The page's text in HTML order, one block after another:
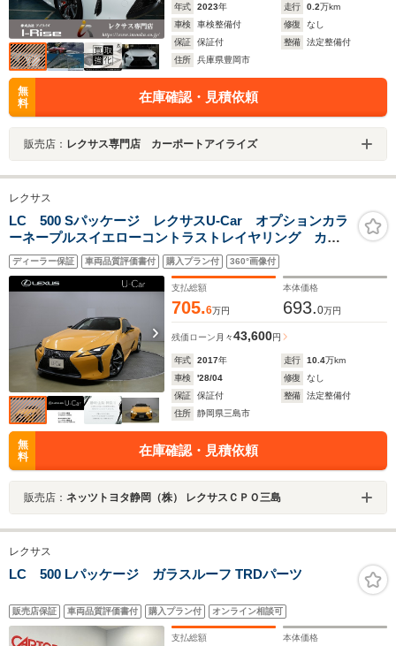
年式 2023年 走行 0.2万km
車検
車検整備付 修復
なし
保証
保証付 整備
法定整備付
住所
兵庫県豊岡市
無
料
在庫確認・見積依頼
販売店： レクサス専門店 カーポートアイライズ
レクサス
LC 500 Sパッケージ レクサスU-Car オプションカラ
ーネープルスイエローコントラストレイヤリング カラ
ードヘッドアップディスプレイ マークレビンソンソフ
ァレンスサラウンドサラウンドシステム
ディーラー保証 車両品質評価書付 購入プラン付 360°画像付
支払総額
705.6万円
本体価格
693.0万円
残価ローン 月々43,600円
年式 2017年 走行 10.4万km
車検
'28/04 修復
なし
保証
保証付 整備
法定整備付
住所
静岡県三島市
無
料
在庫確認・見積依頼
販売店： ネッツトヨタ静岡（株） レクサスＣＰＯ三島
レクサス
LC 500 Lパッケージ ガラスルーフ TRDパーツ
販売店保証 車両品質評価書付 購入プラン付 オンライン相談可
支払総額 本体価格